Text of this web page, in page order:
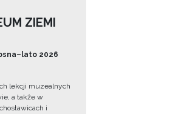
ZIEMI
2026
lekcji muzealnych
a także w
i